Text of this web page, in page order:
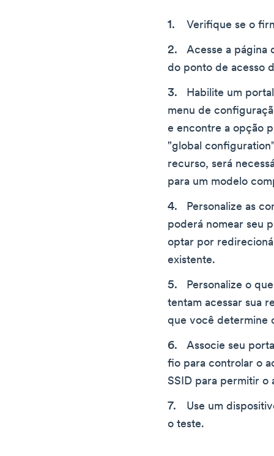
Verifique se o
Acesse a página
do ponto de acesso
Habilite um
menu de
e encontre a opção
"global
recurso, será
para um modelo
Personalize as
poderá nomear seu
optar por
existente.
Personalize o
tentam acessar sua
que você determine
Associe seu
fio para controlar o
SSID para permitir o
Use um
o teste.